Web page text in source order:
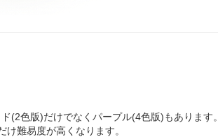
(2色版)だけでなくパープル(4色版)もあります。
け難易度が高くなります。